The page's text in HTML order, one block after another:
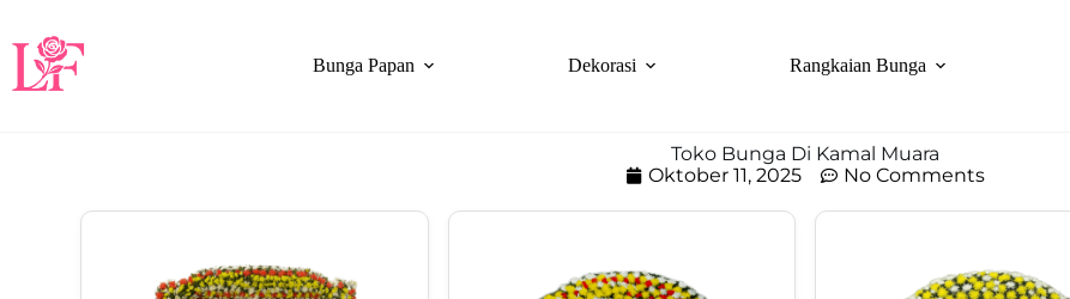
Bunga Papan Dekorasi Rangkaian Bunga
Toko Bunga Di Kamal Muara
Oktober 11, 2025
No Comments